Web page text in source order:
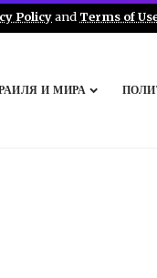
Policyand Terms of
И МИРА